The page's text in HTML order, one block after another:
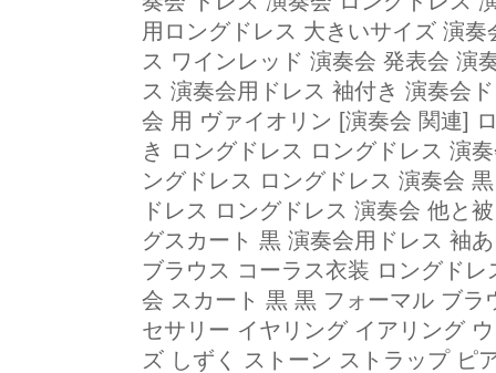
用ロングドレス 大きいサイズ 演
ス ワインレッド 演奏会 発表会 演
ス 演奏会用ドレス 袖付き 演奏会
会 用 ヴァイオリン [演奏会 関連]
き ロングドレス ロングドレス 演
ングドレス ロングドレス 演奏会
ドレス ロングドレス 演奏会 他と
グスカート 黒 演奏会用ドレス 袖
ブラウス コーラス衣装 ロングド
会 スカート 黒 黒 フォーマル ブ
セサリー イヤリング イアリング
ズ しずく ストーン ストラップ ピ